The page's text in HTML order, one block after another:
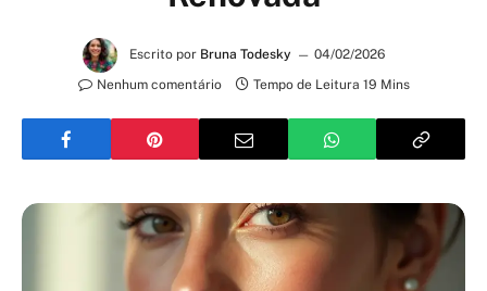
Escrito por Bruna Todesky
04/02/2026
Nenhum comentário
Tempo de Leitura 19 Mins